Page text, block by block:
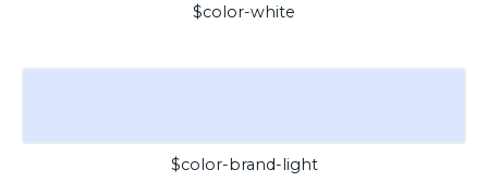
$color-white
$color-brand-light